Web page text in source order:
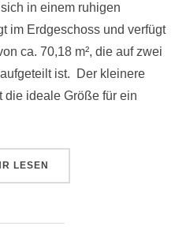
in einem ruhigen
im Erdgeschoss und verfügt
ca. 70,18 m², die auf zwei
ist. Der kleinere
die ideale Größe für ein
ÜBER „THULE 11 | GE43“
LESEN